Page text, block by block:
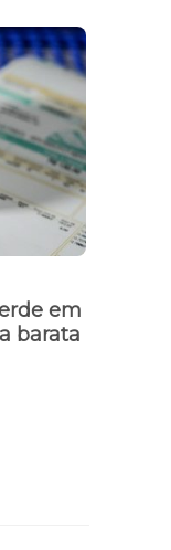
em
barata